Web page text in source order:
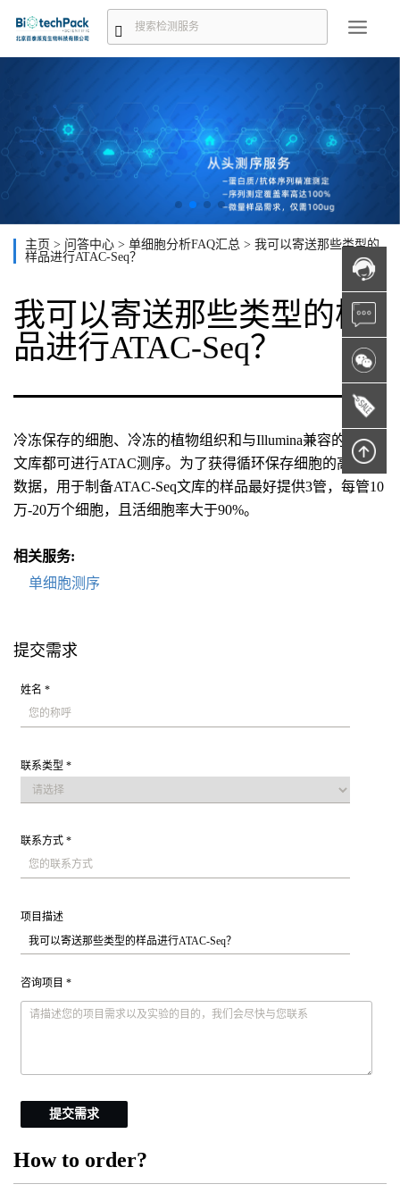
主页 > 问答中心 > 单细胞分析FAQ汇总 > 我可以寄送那些类型的
样品进行ATAC-Seq？
我可以寄送那些类型的样
品进行ATAC-Seq？
冷冻保存的细胞、冷冻的植物组织和与Illumina兼容的预制
文库都可进行ATAC测序。为了获得循环保存细胞的高质量
数据，用于制备ATAC-Seq文库的样品最好提供3管，每管10
万-20万个细胞，且活细胞率大于90%。
相关服务:
单细胞测序
提交需求
姓名 *
联系类型 *
联系方式 *
项目描述
咨询项目 *
提交需求
How to order?